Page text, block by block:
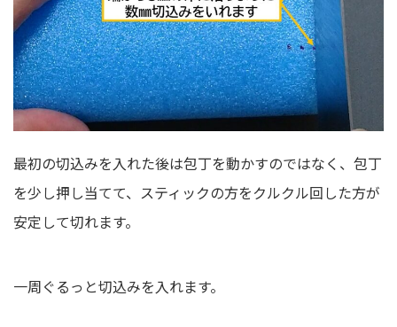
最初の切込みを入れた後は包丁を動かすのではなく、包丁
を少し押し当てて、スティックの方をクルクル回した方が
安定して切れます。
一周ぐるっと切込みを入れます。